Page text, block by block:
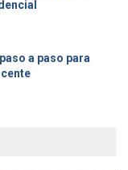
a paso para